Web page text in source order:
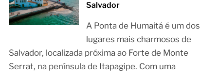
Salvador
A Ponta de Humaitá é um dos
lugares mais charmosos de
Salvador, localizada próxima ao Forte de Monte
Serrat, na península de Itapagipe. Com uma